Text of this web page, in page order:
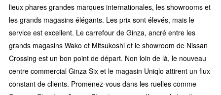
lieux phares grandes marques internationales, les showrooms et
les grands magasins élégants. Les prix sont élevés, mais le
service est excellent. Le carrefour de Ginza, ancré entre les
grands magasins Wako et Mitsukoshi et le showroom de Nissan
Crossing est un bon point de départ. Non loin de là, le nouveau
centre commercial Ginza Six et le magasin Uniqlo attirent un flux
constant de clients. Promenez-vous dans les ruelles comme